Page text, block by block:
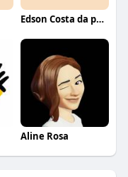
Edson Costa da paixão
Aline Rosa